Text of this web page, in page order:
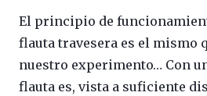
El principio de
flauta travesera es el mismo
nuestro experimento… Con
flauta es, vista a suficiente